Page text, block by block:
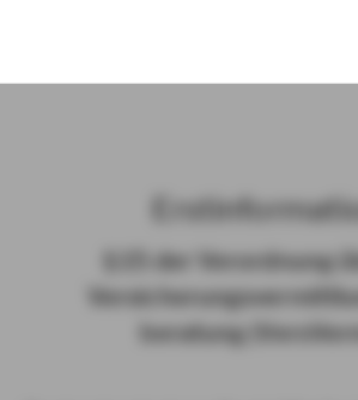
§ 15 der Ver­ord­nung
beratung